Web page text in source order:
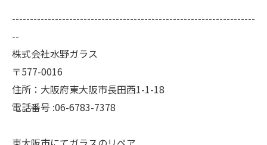
--------------------------------------------------------------------
--
株式会社水野ガラス
〒577-0016
住所：大阪府東大阪市長田西1-1-18
電話番号 :06-6783-7378